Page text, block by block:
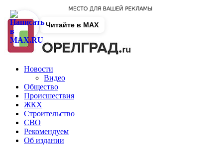
Новости
Видео
Общество
Происшествия
ЖКХ
Строительство
СВО
Рекомендуем
Об издании
Читайте в MAX